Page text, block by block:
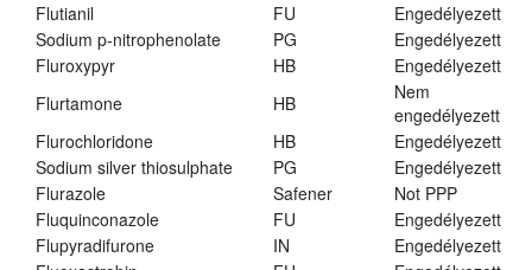
Flutianil
FU
Engedélyezett
Sodium p-nitrophenolate
PG
Engedélyezett
Fluroxypyr
HB
Engedélyezett
Flurtamone
HB
Nem
engedélyezett
Flurochloridone
HB
Engedélyezett
Sodium silver thiosulphate
PG
Engedélyezett
Flurazole
Safener
Not PPP
Fluquinconazole
FU
Engedélyezett
Flupyradifurone
IN
Engedélyezett